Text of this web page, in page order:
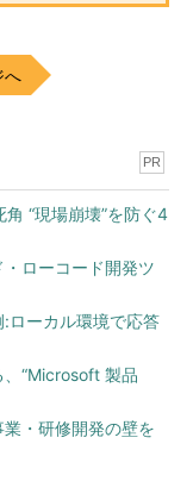
へ
PR
“現場崩壊”を防ぐ4
ローコード開発ツ
ローカル環境で応答
“Microsoft 製品
・研修開発の壁を